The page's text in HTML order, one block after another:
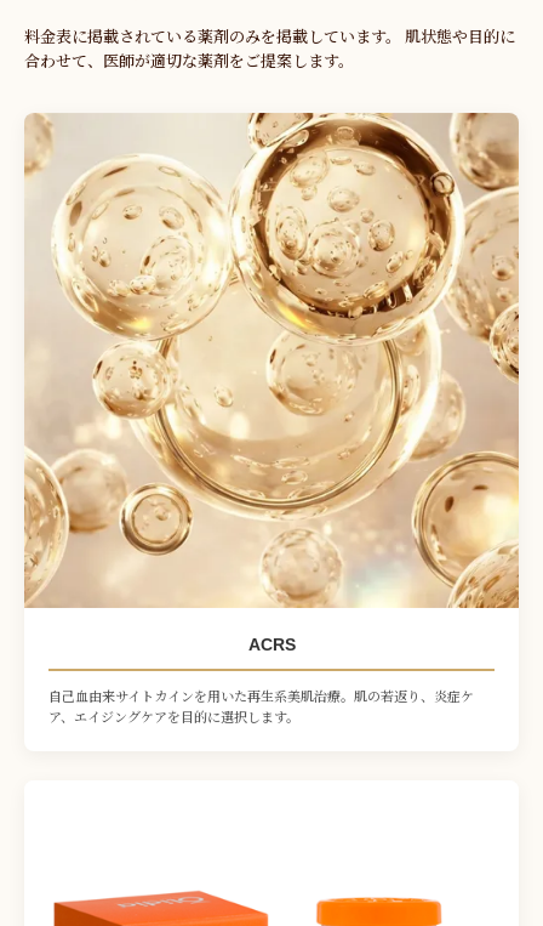
料金表に掲載されている薬剤のみを掲載しています。
肌状態や目的に
合わせて、医師が適切な薬剤をご提案します。
ACRS
自己血由来サイトカインを用いた再生系美肌治療。肌の若返り、炎症ケ
ア、エイジングケアを目的に選択します。